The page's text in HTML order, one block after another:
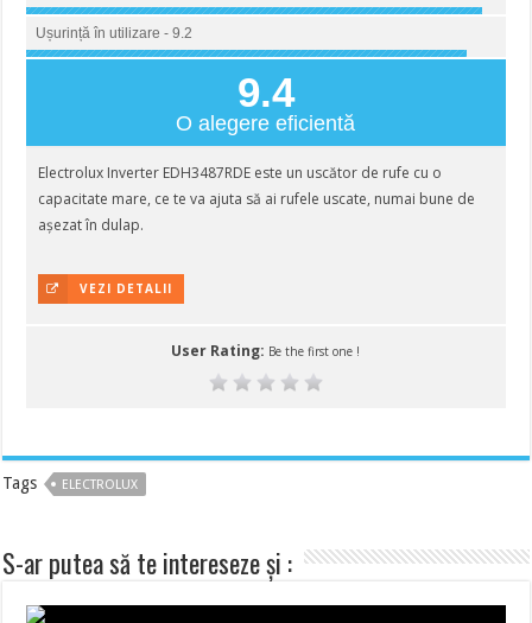
Ușurință în utilizare - 9.2
9.4
O alegere eficientă
Electrolux Inverter EDH3487RDE este un uscător de rufe cu o
capacitate mare, ce te va ajuta să ai rufele uscate, numai bune de
așezat în dulap.
VEZI DETALII
User Rating: Be the first one !
Tags ELECTROLUX
S-ar putea să te intereseze și :